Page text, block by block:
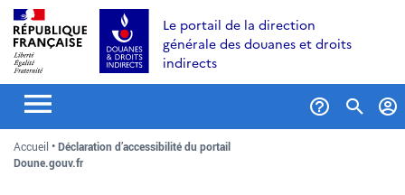
Aller
au
contenu
Aller
recherche
Aller
au
menu
Le portail de la direction
générale des douanes et droits
indirects
Accueil
Déclaration d’accessibilité du portail
Doune.gouv.fr